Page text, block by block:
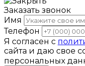
Заказать звонок
Имя
Телефон
Я согласен с
сайта и даю свое
персональных